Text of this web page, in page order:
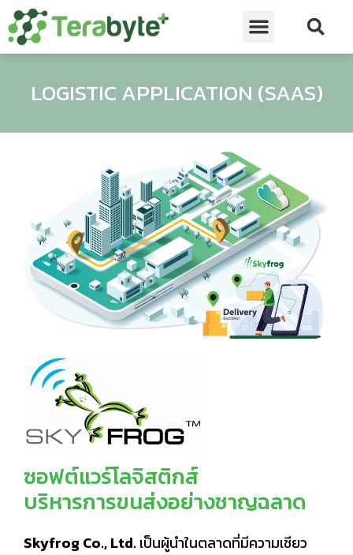
​​LOGISTIC APPLICATION (SAAS)
ซอฟต์แวร์โลจิสติกส์
บริหารการขนส่งอย่างชาญฉลาด
Skyfrog Co., Ltd.เป็นผู้นำในตลาดที่มีความเชียว